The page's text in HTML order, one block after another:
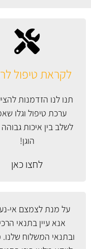
לקראת טיפול
תנו לנו הזדמנות
ערכת טיפול וגלו
לשלב בין איכות
הוגן!
לחצו כאן
על מנת לצמצם אי-
אנא עיין בתנאי
ובתנאי המשלוח